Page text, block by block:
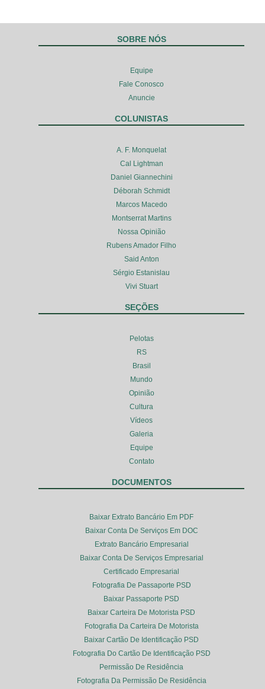
SOBRE NÓS
Equipe
Fale Conosco
Anuncie
COLUNISTAS
A. F. Monquelat
Cal Lightman
Daniel Giannechini
Déborah Schmidt
Marcos Macedo
Montserrat Martins
Nossa Opinião
Rubens Amador Filho
Said Anton
Sérgio Estanislau
Vivi Stuart
SEÇÕES
Pelotas
RS
Brasil
Mundo
Opinião
Cultura
Vídeos
Galeria
Equipe
Contato
DOCUMENTOS
Baixar Extrato Bancário Em PDF
Baixar Conta De Serviços Em DOC
Extrato Bancário Empresarial
Baixar Conta De Serviços Empresarial
Certificado Empresarial
Fotografia De Passaporte PSD
Baixar Passaporte PSD
Baixar Carteira De Motorista PSD
Fotografia Da Carteira De Motorista
Baixar Cartão De Identificação PSD
Fotografia Do Cartão De Identificação PSD
Permissão De Residência
Fotografia Da Permissão De Residência